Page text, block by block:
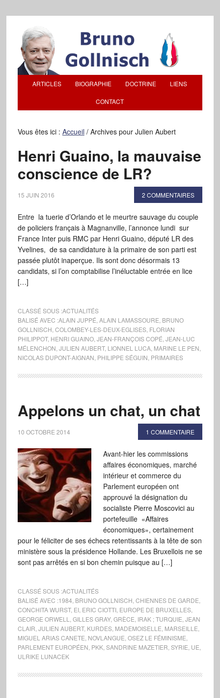
ARTICLES BIOGRAPHIE DOCTRINE LIENS
CONTACT
Vous êtes ici : Accueil /Archives pour Julien Aubert
Henri Guaino, la mauvaise
conscience de LR?
15 JUIN 2016 2 COMMENTAIRES
Entre la tuerie d’Orlando et le meurtre sauvage du couple
de policiers français à Magnanville, l’annonce lundi sur
France Inter puis RMC par Henri Guaino, député LR des
Yvelines, de sa candidature à la primaire de son parti est
passée plutôt inaperçue. Ils sont donc désormais 13
candidats, si l’on comptabilise l’inéluctable entrée en lice
[…]
CLASSÉ SOUS :ACTUALITÉS
BALISÉ AVEC :ALAIN JUPPÉ ALAIN LAMASSOURE BRUNO
GOLLNISCH COLOMBEY-LES-DEUX-EGLISES, FLORIAN
PHILIPPOT, HENRI GUAINO, JEAN-FRANÇOIS COPÉ JEAN-LUC
MÉLENCHON JULIEN AUBERT, LIONNEL LUCA, MARINE LE PEN
NICOLAS DUPONT-AIGNAN PHILIPPE SÉGUIN PRIMAIRES
Appelons un chat, un chat
10 OCTOBRE 2014 1 COMMENTAIRE
Avant-hier les commissions
affaires économiques, marché
intérieur et commerce du
Parlement européen ont
approuvé la désignation du
socialiste Pierre Moscovici au
portefeuille «Affaires
économiques», certainement
pour le féliciter de ses échecs retentissants à la tête de son
ministère sous la présidence Hollande. Les Bruxellois ne se
sont pas arrêtés en si bon chemin puisque au […]
CLASSÉ SOUS :ACTUALITÉS
BALISÉ AVEC :1984 BRUNO GOLLNISCH CHIENNES DE GARDE
CONCHITA WURST, EI, ERIC CIOTTI, EUROPE DE BRUXELLES,
GEORGE ORWELL
GILLES GRAY, GRÈCE IRAK ; TURQUIE JEAN
CLAIR JULIEN AUBERT, KURDES, MADEMOISELLE MARSEILLE
MIGUEL ARIAS CANETE NOVLANGUE OSEZ LE FÉMINISME
PARLEMENT EUROPÉEN PKK, SANDRINE MAZETIER SYRIE UE
ULRIKE LUNACEK